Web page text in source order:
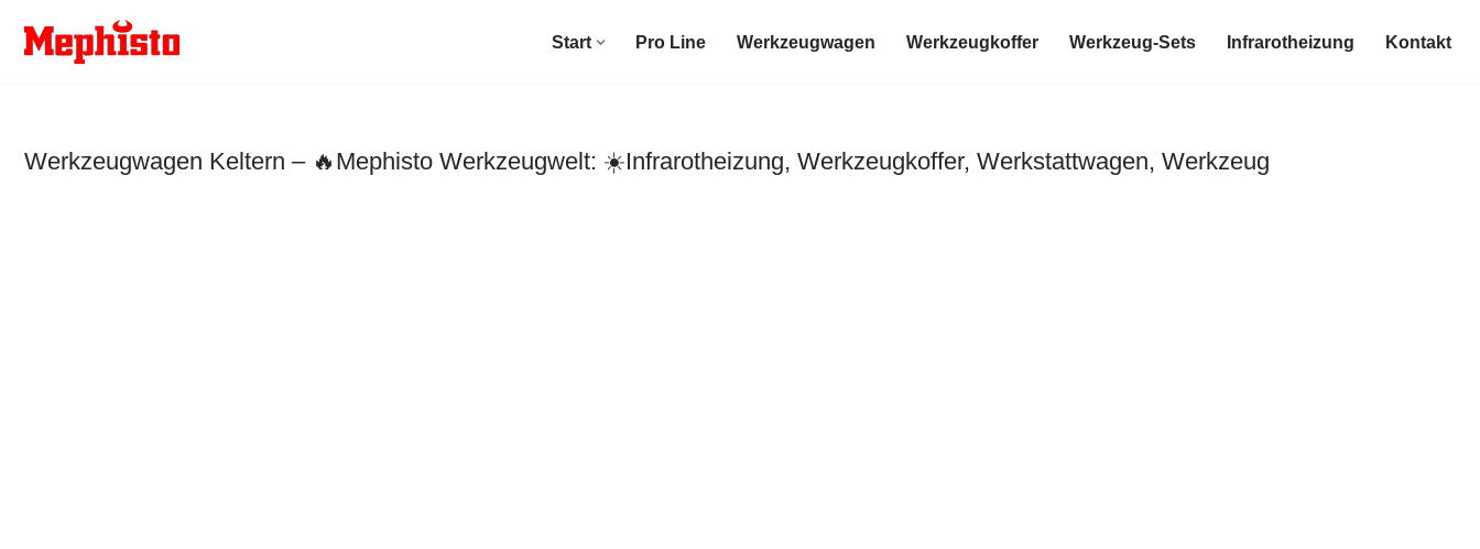
Zum
Start Pro Line Werkzeugwagen Werkzeugkoffer Werkzeug-Sets Infrarotheizung Kontakt
Werkzeugwagen Keltern – 🔥Mephisto Werkzeugwelt: ☀️Infrarotheizung, Werkzeugkoffer, Werkstattwagen, Werkzeug